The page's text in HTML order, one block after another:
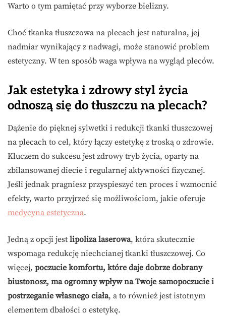
Warto o tym pamiętać przy wyborze bielizny.
Choć tkanka tłuszczowa na plecach jest naturalna, jej
nadmiar wynikający z nadwagi, może stanowić problem
estetyczny. W ten sposób waga wpływa na wygląd pleców.
Jak estetyka i zdrowy styl życia
odnoszą się do tłuszczu na plecach?
Dążenie do pięknej sylwetki i redukcji tkanki tłuszczowej
na plecach to cel, który łączy estetykę z troską o zdrowie.
Kluczem do sukcesu jest zdrowy tryb życia, oparty na
zbilansowanej diecie i regularnej aktywności fizycznej.
Jeśli jednak pragniesz przyspieszyć ten proces i wzmocnić
efekty, warto przyjrzeć się możliwościom, jakie oferuje
medycyna estetyczna.
Jedną z opcji jest lipoliza laserowa, która skutecznie
wspomaga redukcję niechcianej tkanki tłuszczowej. Co
więcej, poczucie komfortu, które daje dobrze dobrany
biustonosz, ma ogromny wpływ na Twoje samopoczucie i
postrzeganie własnego ciała, a to również jest istotnym
elementem dbałości o estetykę.